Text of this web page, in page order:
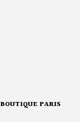
BOUTIQUE PARIS